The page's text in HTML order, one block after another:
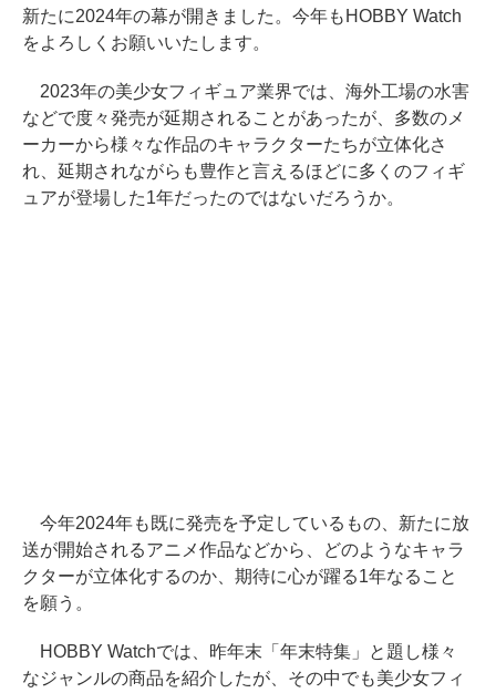
新たに2024年の幕が開きました。今年もHOBBY Watch
をよろしくお願いいたします。
2023年の美少女フィギュア業界では、海外工場の水害
などで度々発売が延期されることがあったが、多数のメ
ーカーから様々な作品のキャラクターたちが立体化さ
れ、延期されながらも豊作と言えるほどに多くのフィギ
ュアが登場した1年だったのではないだろうか。
今年2024年も既に発売を予定しているもの、新たに放
送が開始されるアニメ作品などから、どのようなキャラ
クターが立体化するのか、期待に心が躍る1年なること
を願う。
HOBBY Watchでは、昨年末「年末特集」と題し様々
なジャンルの商品を紹介したが、その中でも美少女フィ